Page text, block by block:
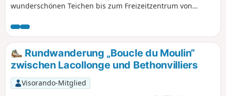
wunderschönen Teichen bis zum Freizeitzentrum von
Picknicken bietet.
Rundwanderung „Boucle du Moulin“
zwischen Lacollonge und Bethonvilliers
Visorando-Mitglied